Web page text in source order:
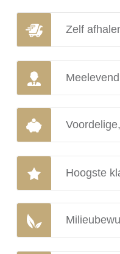
Zelf
Hoogste